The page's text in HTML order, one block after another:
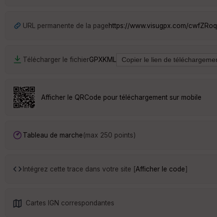
URL permanente de la pagehttps://www.visugpx.com/
Télécharger le fichierGPXKML
Afficher le QRCode pour téléchargement sur mobile
Tableau de marche(max 250 points)
Intégrez cette trace dans votre site [Afficher le code]
Cartes IGN correspondantes